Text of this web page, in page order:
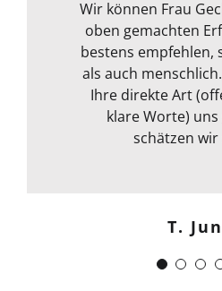
Wir können Frau
oben gemachten
bestens empfehlen,
als auch
Ihre direkte Art
klare Worte)
schätzen wir
T.
ihre fachliche
war auch sehr
spontan
Kommunikation war
Egal ob email
allem kann
J.
Frank